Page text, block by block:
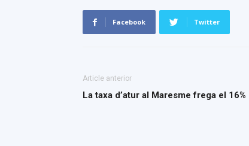
Facebook Twitter
Article anterior
La taxa d’atur al Maresme frega el 16%